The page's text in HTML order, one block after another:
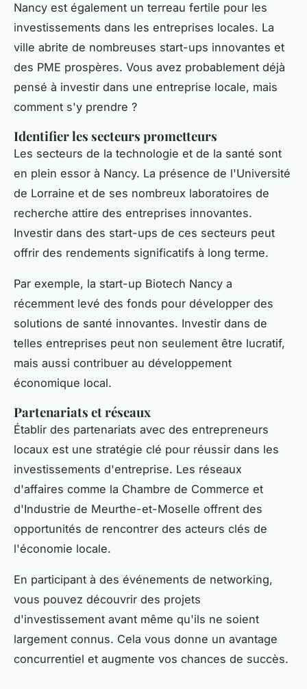
Nancy est également un terreau fertile pour les
investissements dans les entreprises locales. La
ville abrite de nombreuses start-ups innovantes et
des PME prospères. Vous avez probablement déjà
pensé à investir dans une entreprise locale, mais
comment s'y prendre ?
Identifier les secteurs prometteurs
Les secteurs de la technologie et de la santé sont
en plein essor à Nancy. La présence de l'Université
de Lorraine et de ses nombreux laboratoires de
recherche attire des entreprises innovantes.
Investir dans des start-ups de ces secteurs peut
offrir des rendements significatifs à long terme.
Par exemple, la start-up Biotech Nancy a
récemment levé des fonds pour développer des
solutions de santé innovantes. Investir dans de
telles entreprises peut non seulement être lucratif,
mais aussi contribuer au développement
économique local.
Partenariats et réseaux
Établir des partenariats avec des entrepreneurs
locaux est une stratégie clé pour réussir dans les
investissements d'entreprise. Les réseaux
d'affaires comme la Chambre de Commerce et
d'Industrie de Meurthe-et-Moselle offrent des
opportunités de rencontrer des acteurs clés de
l'économie locale.
En participant à des événements de networking,
vous pouvez découvrir des projets
d'investissement avant même qu'ils ne soient
largement connus. Cela vous donne un avantage
concurrentiel et augmente vos chances de succès.